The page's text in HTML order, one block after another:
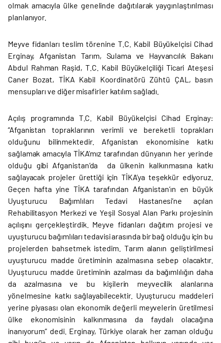
olmak amacıyla ülke genelinde dağıtılarak yaygınlaştırılması
planlanıyor.
Meyve fidanları teslim törenine T.C. Kabil Büyükelçisi Cihad
Erginay, Afganistan Tarım, Sulama ve Hayvancılık Bakanı
Abdul Rahman Raşid, T.C. Kabil Büyükelçiliği Ticari Ateşesi
Caner Bozat, TİKA Kabil Koordinatörü Zühtü ÇAL, basın
mensupları ve diğer misafirler katılım sağladı.
Açılış programında T.C. Kabil Büyükelçisi Cihad Erginay:
“Afganistan topraklarının verimli ve bereketli toprakları
olduğunu bilinmektedir. Afganistan ekonomisine katkı
sağlamak amacıyla TİKA’mız tarafından dünyanın her yerinde
olduğu gibi Afganistan’da da ülkenin kalkınmasına katkı
sağlayacak projeler ürettiği için TİKA’ya teşekkür ediyoruz.
Geçen hafta yine TİKA tarafından Afganistan’ın en büyük
Uyuşturucu Bağımlıları Tedavi Hastanesi’ne açılan
Rehabilitasyon Merkezi ve Yeşil Sosyal Alan Parkı projesinin
açılışını gerçekleştirdik. Meyve fidanları dağıtım projesi ve
uyuşturucu bağımlıları tedavisi arasında bir bağ olduğu için bu
projelerden bahsetmek istedim. Tarım alanın geliştirilmesi
uyuşturucu madde üretiminin azalmasına sebep olacaktır.
Uyuşturucu madde üretiminin azalması da bağımlılığın daha
da azalmasına ve bu kişilerin meyvecilik alanlarına
yönelmesine katkı sağlayabilecektir. Uyuşturucu maddeleri
yerine piyasası olan ekonomik değerli meyvelerin üretilmesi
ülke ekonomisinin kalkınmasına da faydalı olacağına
inanıyorum” dedi. Erginay, Türkiye olarak her zaman olduğu